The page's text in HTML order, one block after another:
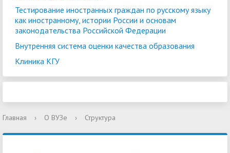
Тестирование иностранных граждан по русскому языку
как иностранному, истории России и основам
законодательства Российской Федерации
Внутренняя система оценки качества образования
Клиника КГУ
Главная › О ВУЗе › Структура